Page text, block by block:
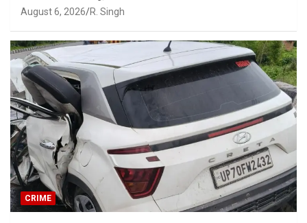
August 6, 2026 R. Singh
CRIME